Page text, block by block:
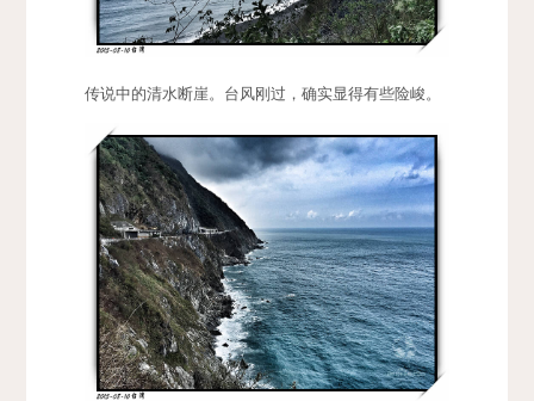
传说中的清水断崖。台风刚过，确实显得有些险峻。